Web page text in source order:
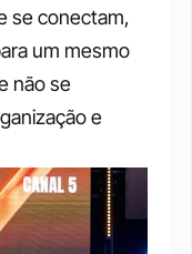
se conectam,
um mesmo
não se
e